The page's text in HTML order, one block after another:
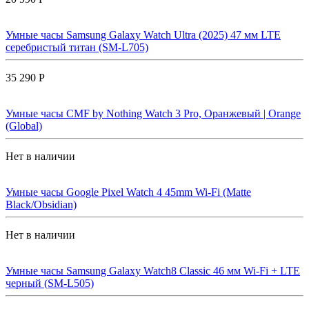
Умные часы Samsung Galaxy Watch Ultra (2025) 47 мм LTE
серебристый титан (SM-L705)
35 290 Р
Умные часы CMF by Nothing Watch 3 Pro, Оранжевый | Orange
(Global)
Нет в наличии
Умные часы Google Pixel Watch 4 45mm Wi-Fi (Matte
Black/Obsidian)
Нет в наличии
Умные часы Samsung Galaxy Watch8 Classic 46 мм Wi-Fi + LTE
черный (SM-L505)